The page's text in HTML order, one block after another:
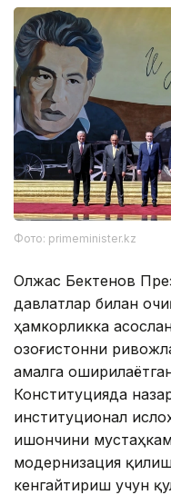
Фото: primeminister.kz
Олжас Бектенов
давлатлар билан
ҳамкорликка
Қозоғистонни
амалга
Конституцияда
институционал
ишончини
модернизация
кенгайтириш учун